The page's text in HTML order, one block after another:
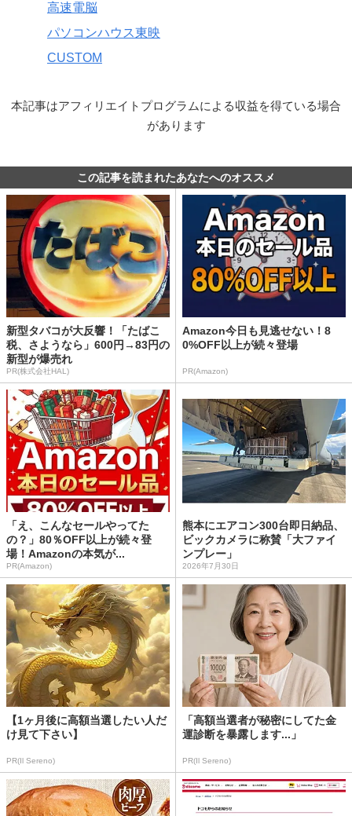
高速電脳
パソコンハウス東映
CUSTOM
本記事はアフィリエイトプログラムによる収益を得ている場合
があります
この記事を読まれたあなたへのオススメ
新型タバコが大反響！「たばこ
税、さようなら」600円→83円の
新型が爆売れ
PR(株式会社HAL)
Amazon今日も見逃せない！8
0%OFF以上が続々登場
PR(Amazon)
「え、こんなセールやってた
の？」80％OFF以上が続々登
場！Amazonの本気が...
PR(Amazon)
熊本にエアコン300台即日納品、
ビックカメラに称賛「大ファイ
ンプレー」
2026年7月30日
【1ヶ月後に高額当選したい人だ
け見て下さい】
PR(Il Sereno)
「高額当選者が秘密にしてた金
運診断を暴露します...」
PR(Il Sereno)